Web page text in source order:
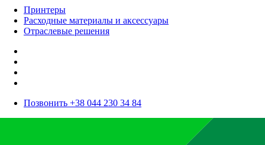
Принтеры
Расходные материалы и аксессуары
Отраслевые решения
Позвонить +38 044 230 34 84